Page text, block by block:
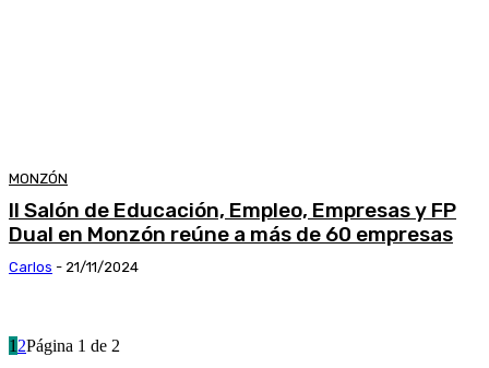
MONZÓN
II Salón de Educación, Empleo, Empresas y FP
Dual en Monzón reúne a más de 60 empresas
Carlos - 21/11/2024
1 2Página 1 de 2